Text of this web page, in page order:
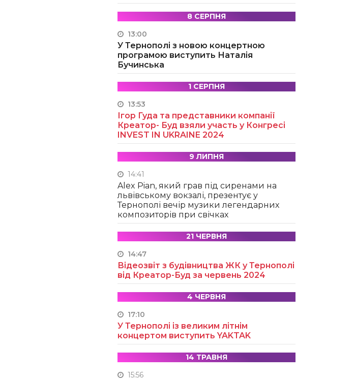
8 СЕРПНЯ
13:00
У Тернополі з новою концертною
програмою виступить Наталія
Бучинська
1 СЕРПНЯ
13:53
Ігор Гуда та представники компанії
Креатор- Буд взяли участь у Конгресі
INVEST IN UKRAINE 2024
9 ЛИПНЯ
14:41
Alex Pian, який грав під сиренами на
львівському вокзалі, презентує у
Тернополі вечір музики легендарних
композиторів при свічках
21 ЧЕРВНЯ
14:47
Відеозвіт з будівництва ЖК у Тернополі
від Креатор-Буд за червень 2024
4 ЧЕРВНЯ
17:10
У Тернополі із великим літнім
концертом виступить YAKTAK
14 ТРАВНЯ
15:56